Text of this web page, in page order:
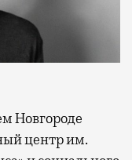
центр им.